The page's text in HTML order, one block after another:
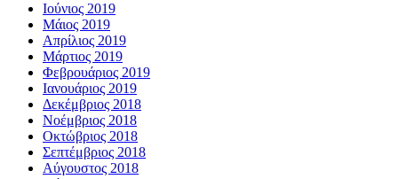
Ιούνιος 2019
Μάιος 2019
Απρίλιος 2019
Μάρτιος 2019
Φεβρουάριος 2019
Ιανουάριος 2019
Δεκέμβριος 2018
Νοέμβριος 2018
Οκτώβριος 2018
Σεπτέμβριος 2018
Αύγουστος 2018